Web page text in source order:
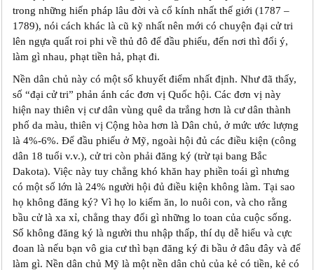
trong những hiến pháp lâu đời và cổ kính nhất thế giới (1787 –
1789), nói cách khác là cũ kỹ nhất nên mới có chuyện đại cử tri
lên ngựa quất roi phi về thủ đô để đầu phiếu, đến nơi thì đổi ý,
làm gì nhau, phạt tiền hả, phạt đi.
Nền dân chủ này có một số khuyết điểm nhất định. Như đã thấy,
số “đại cử tri” phản ánh các đơn vị Quốc hội. Các đơn vị này
hiện nay thiên vị cư dân vùng quê da trắng hơn là cư dân thành
phố da màu, thiên vị Cộng hòa hơn là Dân chủ, ở mức ước lượng
là 4%-6%. Để đầu phiếu ở Mỹ, ngoài hội đủ các điều kiện (công
dân 18 tuổi v.v.), cử tri còn phải đăng ký (trừ tại bang Bắc
Dakota). Việc này tuy chẳng khó khăn hay phiền toái gì nhưng
có một số lớn là 24% người hội đủ điều kiện không làm. Tại sao
họ không đăng ký? Vì họ lo kiếm ăn, lo nuôi con, và cho rằng
bầu cử là xa xỉ, chẳng thay đổi gì những lo toan của cuộc sống.
Số không đăng ký là người thu nhập thấp, thí dụ dễ hiểu và cực
đoan là nếu bạn vô gia cư thì bạn đăng ký đi bầu ở đâu đây và để
làm gì. Nền dân chủ Mỹ là một nền dân chủ của kẻ có tiền, kẻ có